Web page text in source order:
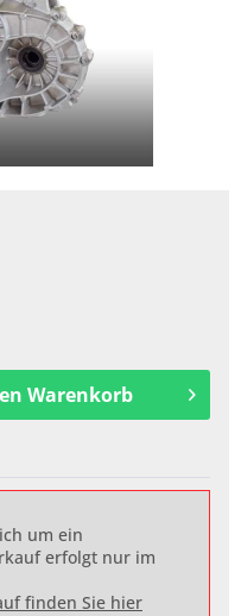
Warenkorb
um ein
erfolgt nur im
finden Sie hier